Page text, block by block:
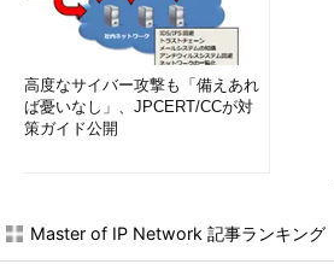
高度なサイバー攻撃も「備えあれ
ば憂いなし」、JPCERT/CCが対
策ガイド公開
Master of IP Network 記事ランキング